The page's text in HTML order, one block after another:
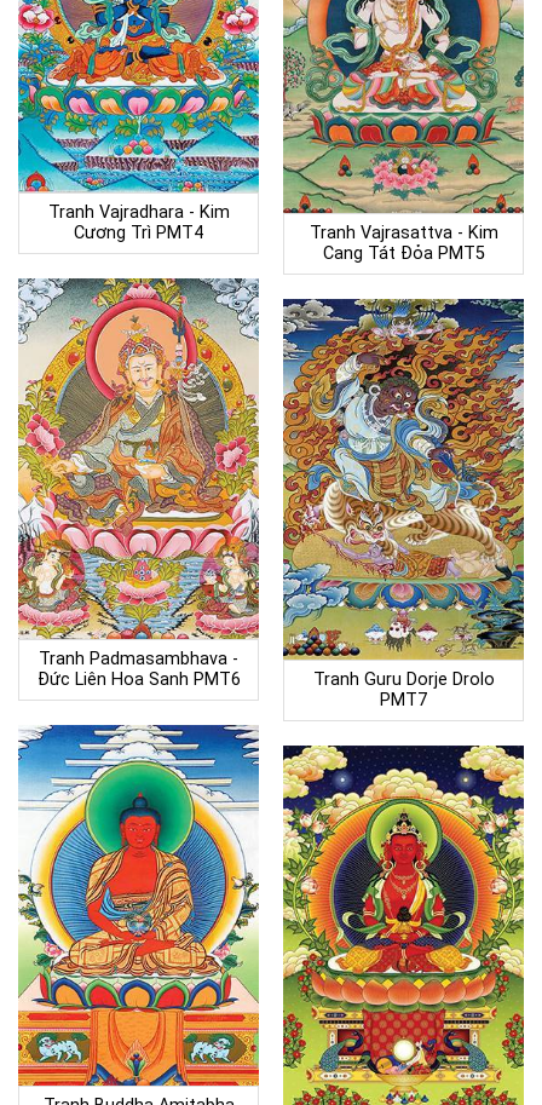
Tranh Vajradhara - Kim
Cương Trì PMT4
Tranh Vajrasattva - Kim
Cang Tát Đỏa PMT5
Tranh Padmasambhava -
Đức Liên Hoa Sanh PMT6
Tranh Guru Dorje Drolo
PMT7